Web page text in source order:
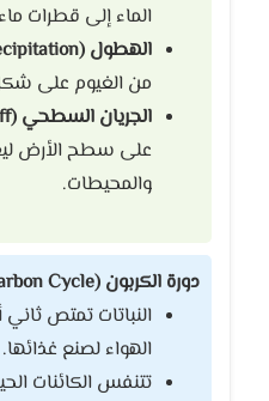
الماء إلى قطرات
الهطول (Precipitation):
من الغيوم على
الجريان السطحي (Runoff):
على سطح الأرض
والمحيطات.
دورة الكربون (Carbon Cycle):
النباتات تمتص
الهواء لصنع غذائها.
تتنفس الكائنات